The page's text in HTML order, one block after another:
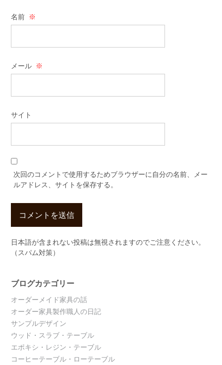
名前 ※
メール ※
サイト
次回のコメントで使用するためブラウザーに自分の名前、メー
ルアドレス、サイトを保存する。
日本語が含まれない投稿は無視されますのでご注意ください。
（スパム対策）
ブログカテゴリー
オーダーメイド家具の話
オーダー家具製作職人の日記
サンプルデザイン
ウッド・スラブ・テーブル
エポキシ・レジン・テーブル
コーヒーテーブル・ローテーブル